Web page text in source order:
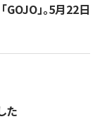
」。5月22日
た